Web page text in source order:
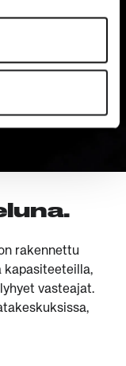
rakennettu
kapasiteeteilla,
vasteajat.